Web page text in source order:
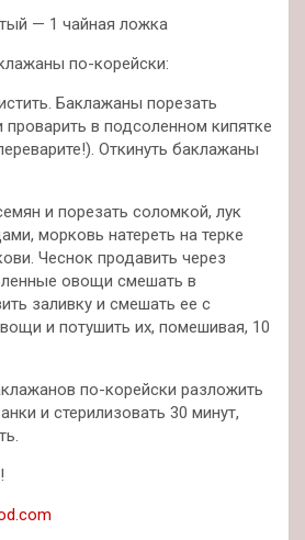
— 1 чайная ложка
по-корейски:
Баклажаны порезать
проварить в подсоленном кипятке
Откинуть баклажаны
и порезать соломкой, лук
морковь натереть на терке
Чеснок продавить через
овощи смешать в
заливку и смешать ее с
и потушить их, помешивая, 10
по-корейски разложить
и стерилизовать 30 минут,